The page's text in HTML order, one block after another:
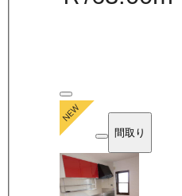
間取り